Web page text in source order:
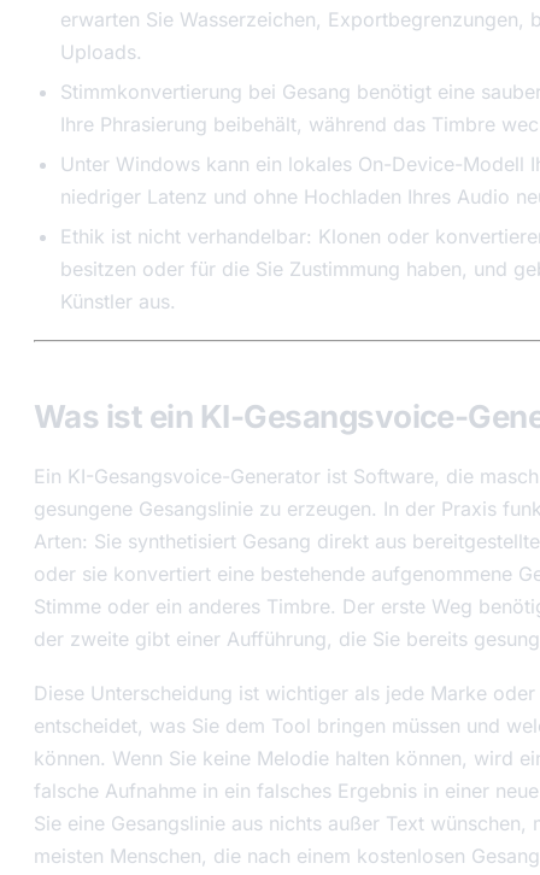
erwarten Sie Wasserzeichen, Exportbegrenzungen,
Uploads.
Stimmkonvertierung bei Gesang benötigt eine
Ihre Phrasierung beibehält, während das Timbre
Unter Windows kann ein lokales On-Device-Modell
niedriger Latenz und ohne Hochladen Ihres Audio
Ethik ist nicht verhandelbar: Klonen oder
besitzen oder für die Sie Zustimmung haben, und
Künstler aus.
Was ist ein KI-Gesangsvoice-
Ein KI-Gesangsvoice-Generator ist Software, die
gesungene Gesangslinie zu erzeugen. In der Praxis
Arten: Sie synthetisiert Gesang direkt aus
oder sie konvertiert eine bestehende aufgenommene
Stimme oder ein anderes Timbre. Der erste Weg
der zweite gibt einer Aufführung, die Sie bereits
Diese Unterscheidung ist wichtiger als jede Marke
entscheidet, was Sie dem Tool bringen müssen und
können. Wenn Sie keine Melodie halten können, wird
falsche Aufnahme in ein falsches Ergebnis in einer
Sie eine Gesangslinie aus nichts außer Text wünschen,
meisten Menschen, die nach einem kostenlosen